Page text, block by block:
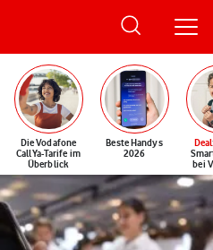
Die Vodafone
CallYa-Tarife im
Überblick
Beste Handys
2026
Deal
bei